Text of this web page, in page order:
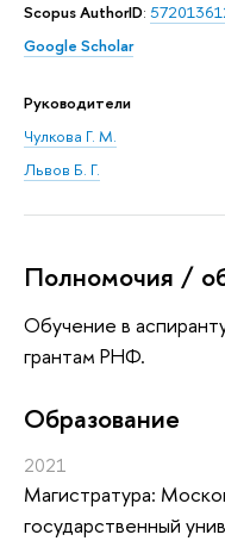
Scopus AuthorID:
Google Scholar
Руководители
Чулкова Г. М.
Львов Б. Г.
Полномочия /
Обучение в
грантам РНФ.
Oбразование
2021
Магистратура:
государственный